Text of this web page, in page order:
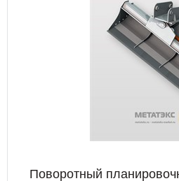
Поворотный